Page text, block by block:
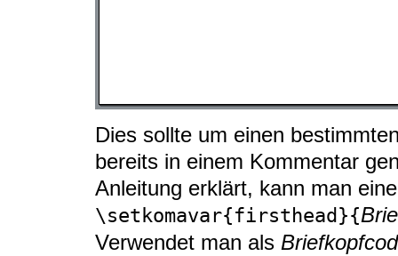
Dies sollte um einen
bereits in einem Kommentar
Anleitung erklärt, kann man
\setkomavar{firsthead}{
Verwendet man als